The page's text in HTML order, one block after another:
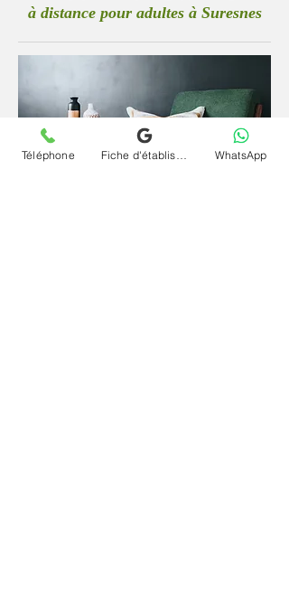
à distance pour adultes à Suresnes
Téléphone WhatsApp